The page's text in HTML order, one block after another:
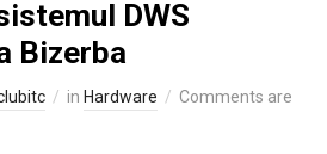
DWS
Bizerba
in Hardware
Comments are